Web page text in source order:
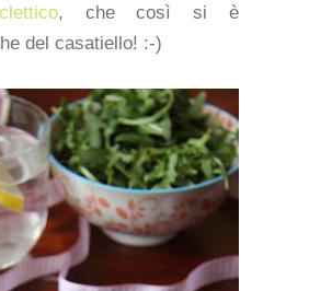
, che così si è
del casatiello! :-)